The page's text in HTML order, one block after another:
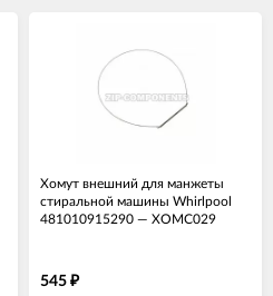
Хомут внешний для манжеты
стиральной машины Whirlpool
481010915290 — ХОМС029
545 ₽